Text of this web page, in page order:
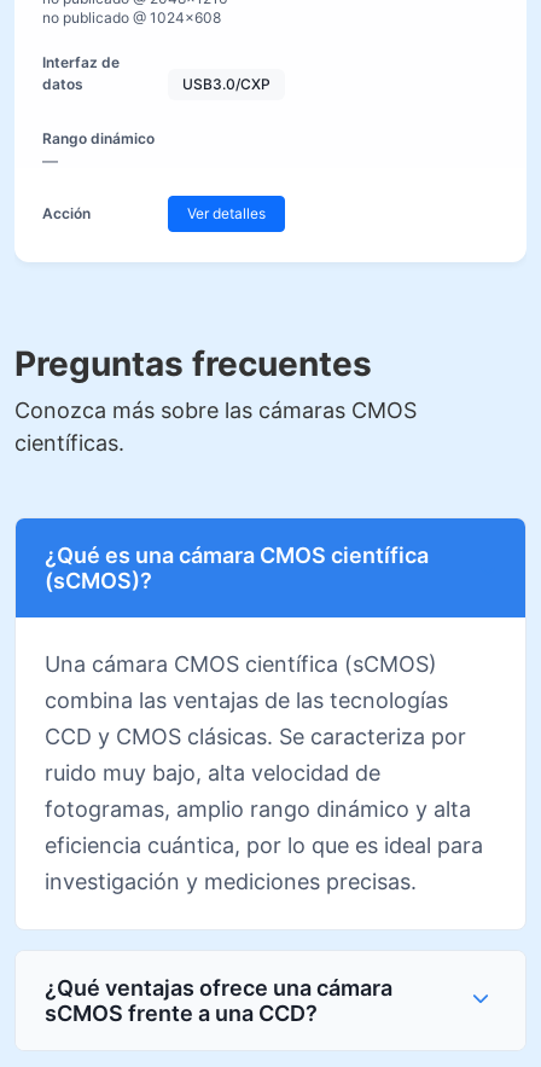
no publicado @ 1024×608
USB3.0/CXP
—
Ver detalles
Preguntas frecuentes
Conozca más sobre las cámaras CMOS
científicas.
¿Qué es una cámara CMOS científica
(sCMOS)?
Una cámara CMOS científica (sCMOS)
combina las ventajas de las tecnologías
CCD y CMOS clásicas. Se caracteriza por
ruido muy bajo, alta velocidad de
fotogramas, amplio rango dinámico y alta
eficiencia cuántica, por lo que es ideal para
investigación y mediciones precisas.
¿Qué ventajas ofrece una cámara
sCMOS frente a una CCD?